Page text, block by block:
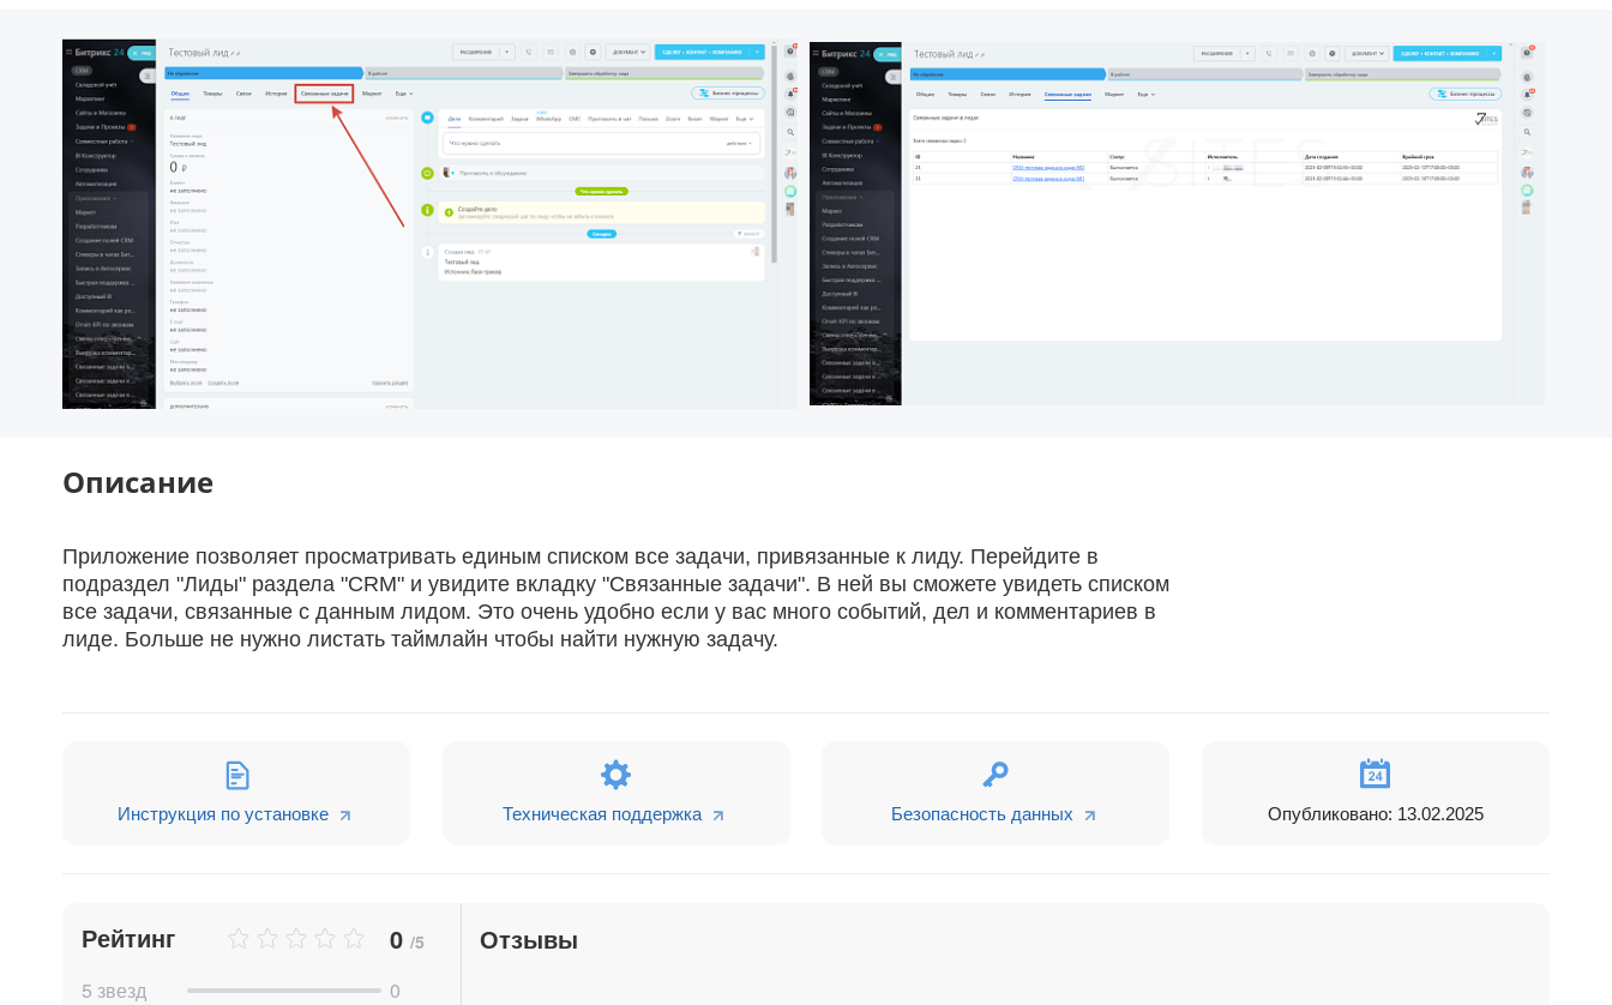
Описание
Приложение позволяет просматривать единым списком все задачи, привязанные к лиду. Перейдите в
подраздел "Лиды" раздела "CRM" и увидите вкладку "Связанные задачи". В ней вы сможете увидеть списком
все задачи, связанные с данным лидом. Это очень удобно если у вас много событий, дел и комментариев в
лиде. Больше не нужно листать таймлайн чтобы найти нужную задачу.
Инструкция по установке Техническая поддержка Безопасность данных Опубликовано: 13.02.2025
Рейтинг 0 /5
5 звезд
0
Отзывы